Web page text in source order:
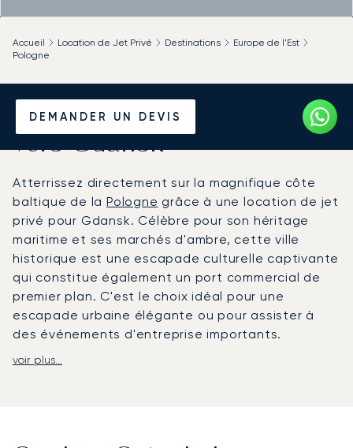
DEMANDER UN DEVIS
Accueil Location de Jet Privé Destinations
Europe de l'Est
Pologne
Louer un Jet Privé depuis et
vers Gdansk
Atterrissez directement sur la magnifique côte
baltique de laPologne grâce à une location de jet
privé pour Gdansk. Célèbre pour son héritage
maritime et ses marchés d'ambre, cette ville
historique est une escapade culturelle captivante
qui constitue également un port commercial de
premier plan. C'est le choix idéal pour une
escapade urbaine élégante ou pour assister à
des événements d'entreprise importants.
Avec LunaJets, votre voyage est entièrement
voir plus...